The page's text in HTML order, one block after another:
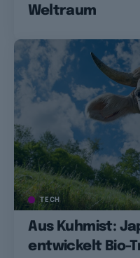
Weltraum
TECH
Aus Kuhmist:
entwickelt Bio-